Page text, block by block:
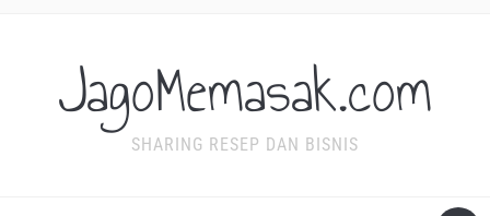
JagoMemasak.com
SHARING RESEP DAN BISNIS